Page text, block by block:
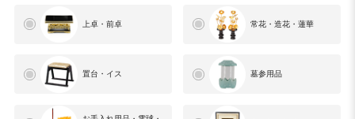
上卓・前卓 常花・造花・蓮華
置台・イス 墓参用品